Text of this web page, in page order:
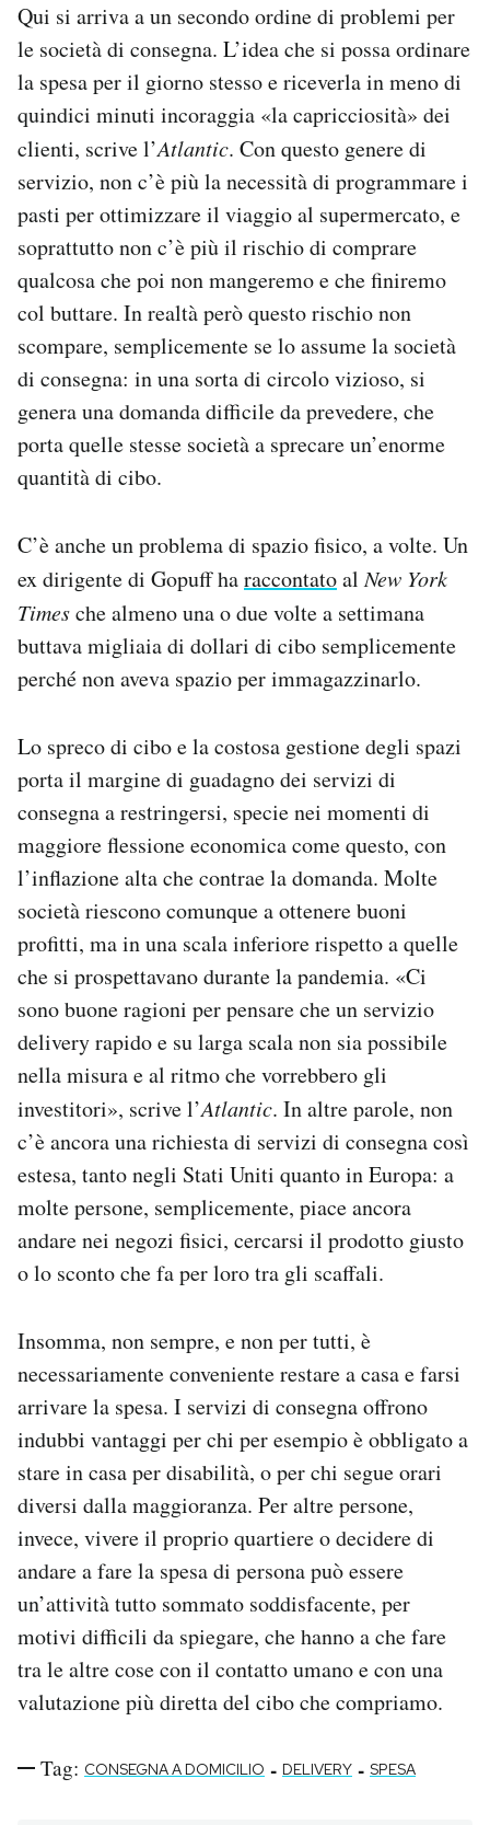
Qui si arriva a un secondo ordine di problemi per
le società di consegna. L’idea che si possa ordinare
la spesa per il giorno stesso e riceverla in meno di
quindici minuti incoraggia «la capricciosità» dei
clienti, scrive l’Atlantic. Con questo genere di
servizio, non c’è più la necessità di programmare i
pasti per ottimizzare il viaggio al supermercato, e
soprattutto non c’è più il rischio di comprare
qualcosa che poi non mangeremo e che finiremo
col buttare. In realtà però questo rischio non
scompare, semplicemente se lo assume la società
di consegna: in una sorta di circolo vizioso, si
genera una domanda difficile da prevedere, che
porta quelle stesse società a sprecare un’enorme
quantità di cibo.
C’è anche un problema di spazio fisico, a volte. Un
ex dirigente di Gopuff haraccontatoalNew York
Timesche almeno una o due volte a settimana
buttava migliaia di dollari di cibo semplicemente
perché non aveva spazio per immagazzinarlo.
Lo spreco di cibo e la costosa gestione degli spazi
porta il margine di guadagno dei servizi di
consegna a restringersi, specie nei momenti di
maggiore flessione economica come questo, con
l’inflazione alta che contrae la domanda. Molte
società riescono comunque a ottenere buoni
profitti, ma in una scala inferiore rispetto a quelle
che si prospettavano durante la pandemia. «Ci
sono buone ragioni per pensare che un servizio
delivery rapido e su larga scala non sia possibile
nella misura e al ritmo che vorrebbero gli
investitori», scrive l’Atlantic. In altre parole, non
c’è ancora una richiesta di servizi di consegna così
estesa, tanto negli Stati Uniti quanto in Europa: a
molte persone, semplicemente, piace ancora
andare nei negozi fisici, cercarsi il prodotto giusto
o lo sconto che fa per loro tra gli scaffali.
Insomma, non sempre, e non per tutti, è
necessariamente conveniente restare a casa e farsi
arrivare la spesa. I servizi di consegna offrono
indubbi vantaggi per chi per esempio è obbligato a
stare in casa per disabilità, o per chi segue orari
diversi dalla maggioranza. Per altre persone,
invece, vivere il proprio quartiere o decidere di
andare a fare la spesa di persona può essere
un’attività tutto sommato soddisfacente, per
motivi difficili da spiegare, che hanno a che fare
tra le altre cose con il contatto umano e con una
valutazione più diretta del cibo che compriamo.
Tag: CONSEGNA A DOMICILIO - DELIVERY - SPESA